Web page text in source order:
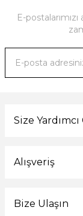
E-
Size Yardımcı
Alışveriş
Bize Ulaşın